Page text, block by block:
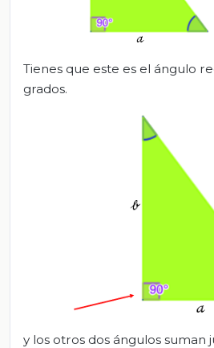
Tienes que este es el ángulo
grados.
y los otros dos ángulos suman